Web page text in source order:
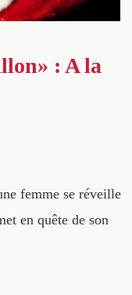
: A la
femme se réveille
en quête de son